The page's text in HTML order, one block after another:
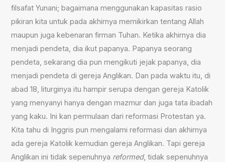
filsafat Yunani; bagaimana menggunakan kapasitas rasio
pikiran kita untuk pada akhirnya memikirkan tentang Allah
maupun juga kebenaran firman Tuhan. Ketika akhirnya dia
menjadi pendeta, dia ikut papanya. Papanya seorang
pendeta, sekarang dia pun mengikuti jejak papanya, dia
menjadi pendeta di gereja Anglikan. Dan pada waktu itu, di
abad 18, liturginya itu hampir serupa dengan gereja Katolik
yang menyanyi hanya dengan mazmur dan juga tata ibadah
yang kaku. Ini kan permulaan dari reformasi Protestan ya.
Kita tahu di Inggris pun mengalami reformasi dan akhirnya
ada gereja Katolik kemudian gereja Anglikan. Tapi gereja
Anglikan ini tidak sepenuhnya reformed, tidak sepenuhnya